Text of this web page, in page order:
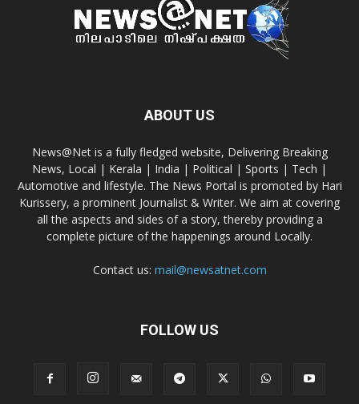
ABOUT US
News@Net is a fully fledged website, Delivering Breaking
News, Local | Kerala | India | Political | Sports | Tech |
Automotive and lifestyle. The News Portal is promoted by Hari
Kurissery, a prominent Journalist & Writer. We aim at covering
all the aspects and sides of a story, thereby providing a
complete picture of the happenings around Locally.
Contact us: mail@newsatnet.com
FOLLOW US